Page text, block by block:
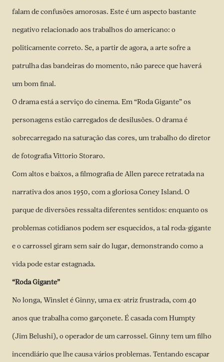
falam de confusões amorosas. Este é um aspecto bastante
negativo relacionado aos trabalhos do americano: o
politicamente correto. Se, a partir de agora, a arte sofre a
patrulha das bandeiras do momento, não parece que haverá
um bom final.
O drama está a serviço do cinema. Em “Roda Gigante” os
personagens estão carregados de desilusões. O drama é
sobrecarregado na saturação das cores, um trabalho do diretor
de fotografia Vittorio Storaro.
Com altos e baixos, a filmografia de Allen parece retratada na
narrativa dos anos 1950, com a gloriosa Coney Island. O
parque de diversões ressalta diferentes sentidos: enquanto os
problemas cotidianos podem ser esquecidos, a tal roda-gigante
e o carrossel giram sem sair do lugar, demonstrando como a
vida pode estar estagnada.
“Roda Gigante”
No longa, Winslet é Ginny, uma ex-atriz frustrada, com 40
anos que trabalha como garçonete. É casada com Humpty
(Jim Belushi), o operador de um carrossel. Ginny tem um filho
incendiário que lhe causa vários problemas. Tentando escapar